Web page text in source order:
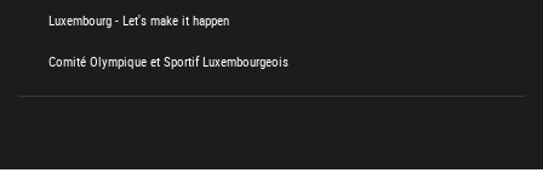
Luxembourg - Let's make it happen
Comité Olympique et Sportif Luxembourgeois